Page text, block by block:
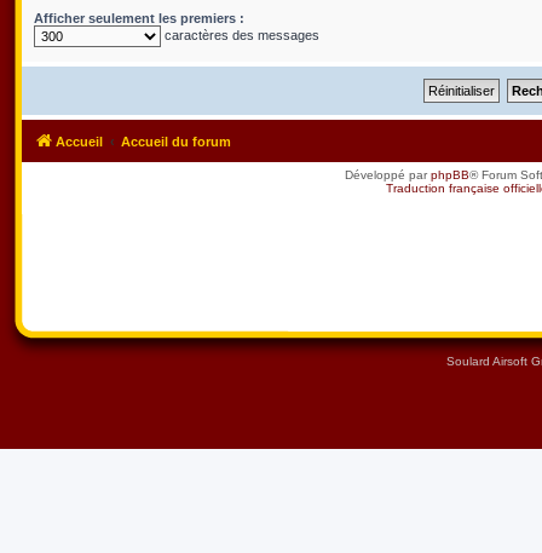
Afficher seulement les premiers :
caractères des messages
Accueil Accueil du forum
Développé parphpBB® Forum
Traduction française
Soulard Airsoft